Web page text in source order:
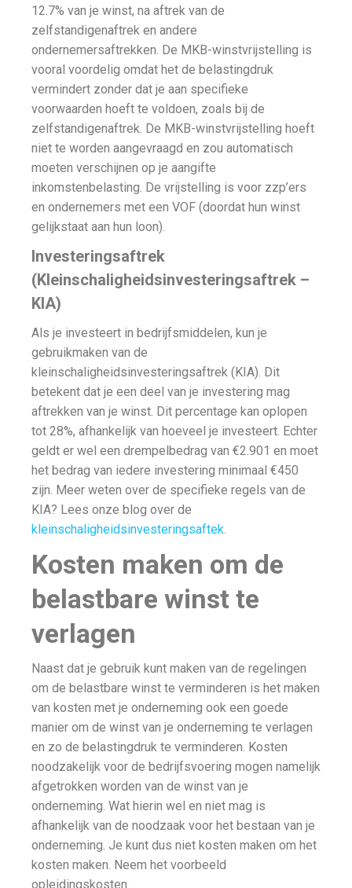
12.7% van je winst, na aftrek van de
zelfstandigenaftrek en andere
ondernemersaftrekken. De MKB-winstvrijstelling is
vooral voordelig omdat het de belastingdruk
vermindert zonder dat je aan specifieke
voorwaarden hoeft te voldoen, zoals bij de
zelfstandigenaftrek. De MKB-winstvrijstelling hoeft
niet te worden aangevraagd en zou automatisch
moeten verschijnen op je aangifte
inkomstenbelasting. De vrijstelling is voor zzp’ers
en ondernemers met een VOF (doordat hun winst
gelijkstaat aan hun loon).
Investeringsaftrek
(Kleinschaligheidsinvesteringsaftrek –
KIA)
Als je investeert in bedrijfsmiddelen, kun je
gebruikmaken van de
kleinschaligheidsinvesteringsaftrek (KIA). Dit
betekent dat je een deel van je investering mag
aftrekken van je winst. Dit percentage kan oplopen
tot 28%, afhankelijk van hoeveel je investeert. Echter
geldt er wel een drempelbedrag van €2.901 en moet
het bedrag van iedere investering minimaal €450
zijn. Meer weten over de specifieke regels van de
KIA? Lees onze blog over de
kleinschaligheidsinvesteringsaftek.
Kosten maken om de
belastbare winst te
verlagen
Naast dat je gebruik kunt maken van de regelingen
om de belastbare winst te verminderen is het maken
van kosten met je onderneming ook een goede
manier om de winst van je onderneming te verlagen
en zo de belastingdruk te verminderen. Kosten
noodzakelijk voor de bedrijfsvoering mogen namelijk
afgetrokken worden van de winst van je
onderneming. Wat hierin wel en niet mag is
afhankelijk van de noodzaak voor het bestaan van je
onderneming. Je kunt dus niet kosten maken om het
kosten maken. Neem het voorbeeld
opleidingskosten.